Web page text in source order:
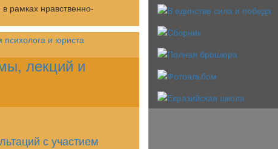
рамках нравственно-
лекций и
с участием